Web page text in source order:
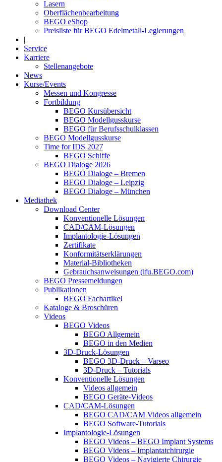
Lasern
Oberflächenbearbeitung
BEGO eShop
Preisliste für BEGO Edelmetall-Legierungen
|
Service
Karriere
Stellenangebote
News
Kurse/Events
Messen und Kongresse
Fortbildung
BEGO Kursübersicht
BEGO Modellgusskurse
BEGO für Berufsschulklassen
BEGO Modellgusskurse
Time for IDS 2027
BEGO Schiffe
BEGO Dialoge 2026
BEGO Dialoge – Bremen
BEGO Dialoge – Leipzig
BEGO Dialoge – München
Mediathek
Download Center
Konventionelle Lösungen
CAD/CAM-Lösungen
Implantologie-Lösungen
Zertifikate
Konformitätserklärungen
Material-Bibliotheken
Gebrauchsanweisungen (ifu.BEGO.com)
BEGO Pressemeldungen
Publikationen
BEGO Fachartikel
Kataloge & Broschüren
Videos
BEGO Videos
BEGO Allgemein
BEGO in den Medien
3D-Druck-Lösungen
BEGO 3D-Druck – Varseo
3D-Druck – Tutorials
Konventionelle Lösungen
Videos allgemein
BEGO Geräte-Videos
CAD/CAM-Lösungen
BEGO CAD/CAM Videos allgemein
BEGO Software-Tutorials
Implantologie-Lösungen
BEGO Videos – BEGO Implant Systems
BEGO Videos – Implantatchirurgie
BEGO Videos – Navigierte Chirurgie